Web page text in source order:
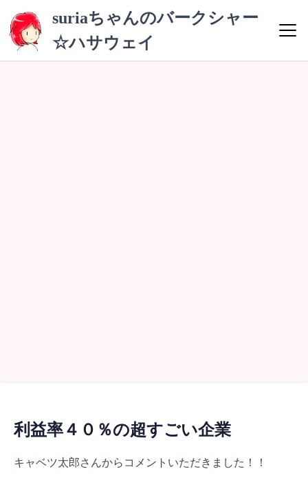
テ
suriaちゃんのバークシャー
☆ハサウェイ
利益率４０％の超すごい企業
キャベツ太郎さんからコメントいただきました！！